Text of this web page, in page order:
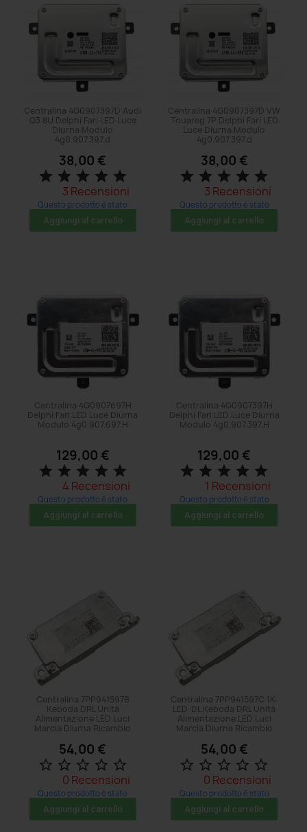
Centralina 4G0907397D Audi
Q3 8U Delphi Fari LED Luce
Diurna Modulo
4g0.907.397.d
38,00 €
star star star star star
3 Recensioni
Questo prodotto è stato
acquistato: 8 volte
Aggiungi al carrello
Centralina 4G0907397D VW
Touareg 7P Delphi Fari LED
Luce Diurna Modulo
4g0.907.397.d
38,00 €
star star star star star
3 Recensioni
Questo prodotto è stato
acquistato: 8 volte
Aggiungi al carrello
Centralina 4G0907697H
Delphi Fari LED Luce Diurna
Modulo 4g0.907.697.H
129,00 €
star star star star star
4 Recensioni
Questo prodotto è stato
acquistato: 23 volte
Aggiungi al carrello
Centralina 4G0907397H
Delphi Fari LED Luce Diurna
Modulo 4g0.907.397.H
129,00 €
star star star star star
1 Recensioni
Questo prodotto è stato
acquistato: 5 volte
Aggiungi al carrello
Centralina 7PP941597B
Keboda DRL Unità
Alimentazione LED Luci
Marcia Diurna Ricambio
54,00 €
star_border star_border star_border star_border star_border
0 Recensioni
Questo prodotto è stato
acquistato: 8 volte
Aggiungi al carrello
Centralina 7PP941597C 1K-
LED-DL Keboda DRL Unità
Alimentazione LED Luci
Marcia Diurna Ricambio
54,00 €
star_border star_border star_border star_border star_border
0 Recensioni
Questo prodotto è stato
acquistato: 5 volte
Aggiungi al carrello